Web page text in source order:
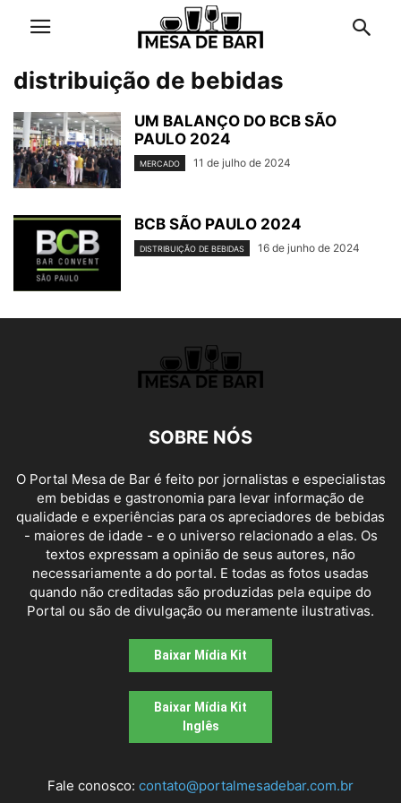
distribuição de bebidas
UM BALANÇO DO BCB SÃO
PAULO 2024
MERCADO 11 de julho de 2024
BCB SÃO PAULO 2024
DISTRIBUIÇÃO DE BEBIDAS 16 de junho de 2024
SOBRE NÓS
O Portal Mesa de Bar é feito por jornalistas e especialistas
em bebidas e gastronomia para levar informação de
qualidade e experiências para os apreciadores de bebidas
- maiores de idade - e o universo relacionado a elas. Os
textos expressam a opinião de seus autores, não
necessariamente a do portal. E todas as fotos usadas
quando não creditadas são produzidas pela equipe do
Portal ou são de divulgação ou meramente ilustrativas.
Baixar Mídia Kit
Baixar Mídia Kit
Inglês
Fale conosco: contato@portalmesadebar.com.br